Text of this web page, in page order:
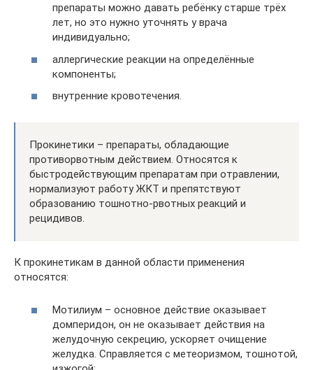
препараты можно давать ребёнку старше трёх
лет, но это нужно уточнять у врача
индивидуально;
аллергические реакции на определённые
компоненты;
внутренние кровотечения.
Прокинетики – препараты, обладающие
противорвотным действием. Относятся к
быстродействующим препаратам при отравлении,
нормализуют работу ЖКТ и препятствуют
образованию тошнотно-рвотных реакций и
рецидивов.
К прокинетикам в данной области применения
относятся:
Мотилиум – основное действие оказывает
домперидон, он не оказывает действия на
желудочную секрецию, ускоряет очищение
желудка. Справляется с метеоризмом, тошнотой,